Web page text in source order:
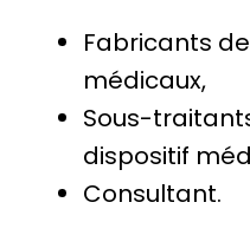
Fabricants
médicaux,
Sous-
dispositif
Consultant.